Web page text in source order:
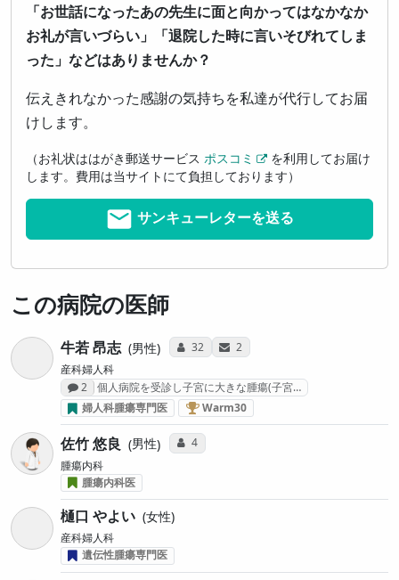
「お世話になったあの先生に面と向かってはなかなか
お礼が言いづらい」「退院した時に言いそびれてしま
った」などはありませんか？
伝えきれなかった感謝の気持ちを私達が代行してお届
けします。
（お礼状ははがき郵送サービス ポスコミ
を利用してお届け
します。費用は当サイトにて負担しております）
サンキューレターを送る
この病院の医師
牛若 昂志 男性 コミュニケーション・タイプ投票数
32 サンキューレター送付数
2
産科婦人科
感想投稿数
2
個人病院を受診し子宮に大きな腫瘍(子宮…
婦人科腫瘍専門医
Warm30婦人科がん治療医 “Warm30”
佐竹 悠良 男性 コミュニケーション・タイプ投票数
4
腫瘍内科
腫瘍内科医
樋口 やよい 女性
産科婦人科
遺伝性腫瘍専門医